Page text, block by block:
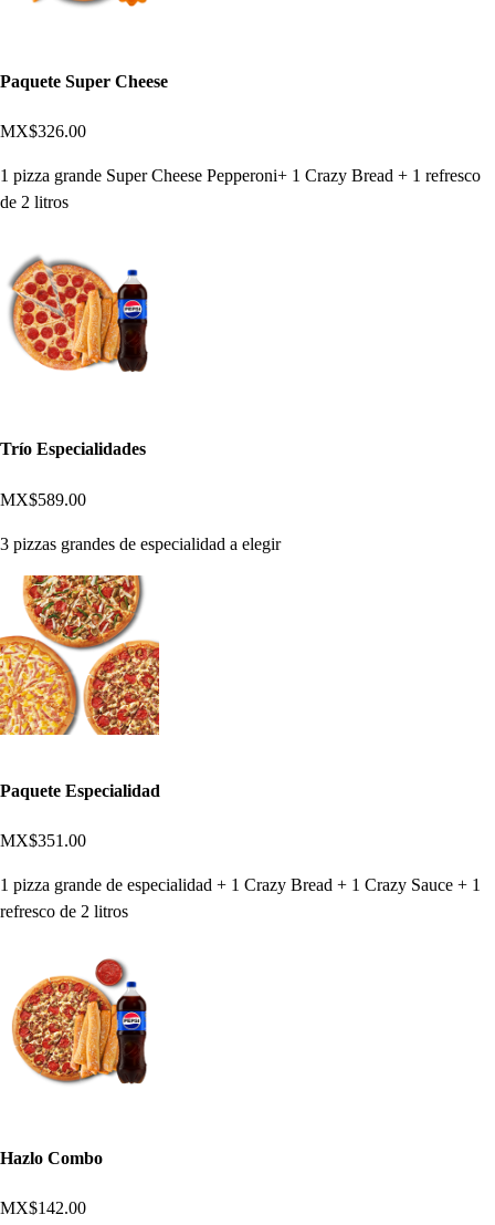
Paquete Super Cheese
MX$326.00
1 pizza grande Super Cheese Pepperoni+ 1 Crazy Bread + 1 refresco
de 2 litros
Trío Especialidades
MX$589.00
3 pizzas grandes de especialidad a elegir
Paquete Especialidad
MX$351.00
1 pizza grande de especialidad + 1 Crazy Bread + 1 Crazy Sauce + 1
refresco de 2 litros
Hazlo Combo
MX$142.00